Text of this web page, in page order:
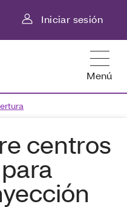
Iniciar sesión
Menú
centros